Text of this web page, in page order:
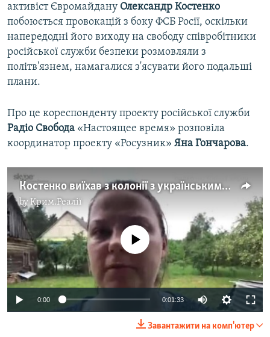
Усі сайти RFE/RL
активіст Євромайдану Олександр Костенко
побоюється провокацій з боку ФСБ Росії, оскільки
напередодні його виходу на свободу співробітники
російської служби безпеки розмовляли з
політв'язнем, намагалися з'ясувати його подальші
плани.
Про це кореспонденту проекту російської служби
Радіо Свобода «Настоящее время» розповіла
координатор проекту «Росузник» Яна Гончарова.
Костенко виїхав з колонії з українськими консулами з метою безпеки – правозахисниця (відео)
byКрим.Реалії
No media source currently available
0:00 0:01:33
Завантажити на комп'ютер